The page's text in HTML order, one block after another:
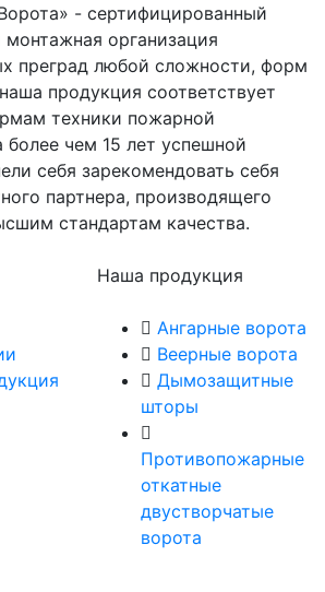
- сертифицированный
монтажная организация
преград любой сложности, форм
продукция соответствует
техники пожарной
более чем 15 лет успешной
себя зарекомендовать себя
партнера, производящего
стандартам качества.
Наша продукция
Ангарные ворота
Веерные ворота
Дымозащитные
шторы
Противопожарные
откатные
двустворчатые
ворота